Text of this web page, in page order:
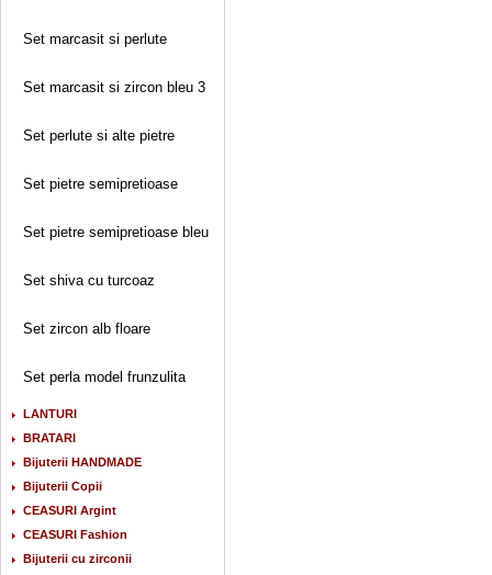
Set marcasit si perlute
Set marcasit si zircon bleu 3
Set perlute si alte pietre
Set pietre semipretioase
Set pietre semipretioase bleu
Set shiva cu turcoaz
Set zircon alb floare
Set perla model frunzulita
LANTURI
BRATARI
Bijuterii HANDMADE
Bijuterii Copii
CEASURI Argint
CEASURI Fashion
Bijuterii cu zirconii